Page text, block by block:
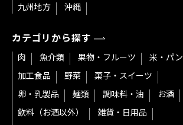
九州地方
沖縄
カテゴリから探す
肉 魚介類 果物・フルーツ
米・パン
加工食品
野菜
菓子・スイーツ
卵・乳製品
麺類 調味料・油
お酒
飲料（お酒以外）
雑貨・日用品